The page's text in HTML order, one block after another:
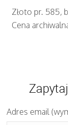
Złoto pr. 585,
Cena
Adres email